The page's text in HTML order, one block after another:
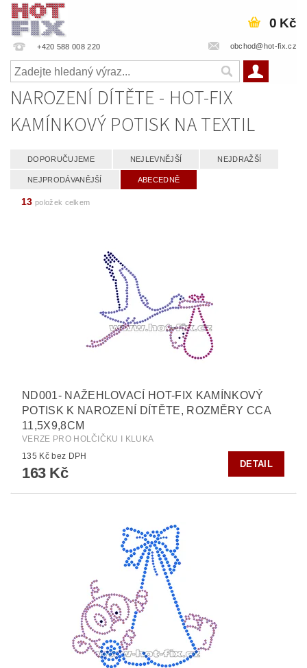
+420 588 008 220 obchod@hot-fix.cz
0 Kč
NAROZENÍ DÍTĚTE - HOT-FIX
KAMÍNKOVÝ POTISK NA TEXTIL
DOPORUČUJEME NEJLEVNĚJŠÍ NEJDRAŽŠÍ
NEJPRODÁVANĚJŠÍ ABECEDNĚ
13 položek celkem
ND001- NAŽEHLOVACÍ HOT-FIX KAMÍNKOVÝ
POTISK K NAROZENÍ DÍTĚTE, ROZMĚRY CCA
11,5X9,8CM
VERZE PRO HOLČIČKU I KLUKA
135 Kč bez DPH
163 Kč
DETAIL